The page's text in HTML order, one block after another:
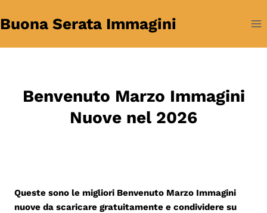
al
Buona Serata Immagini
Benvenuto Marzo Immagini
Nuove nel 2026
Queste sono le migliori Benvenuto Marzo Immagini
nuove da scaricare gratuitamente e condividere su